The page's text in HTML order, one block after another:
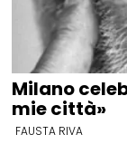
Milano
mie città»
FAUSTA RIVA